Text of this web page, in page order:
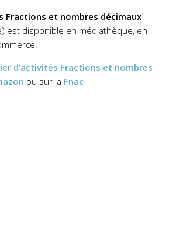
Fractions et nombres décimaux
est disponible en médiathèque, en
d’activités Fractions et nombres
ou sur la Fnac